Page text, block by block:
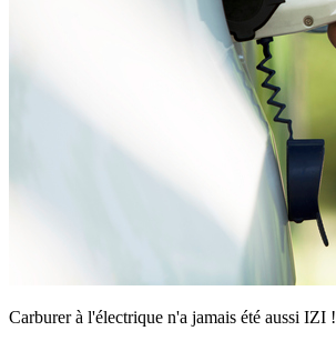
Carburer à l'électrique n'a jamais été aussi IZI !